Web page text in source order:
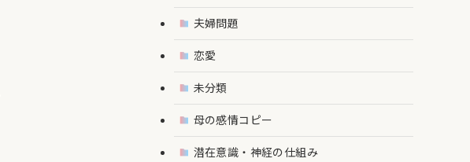
夫婦問題
恋愛
未分類
母の感情コピー
潜在意識・神経の仕組み